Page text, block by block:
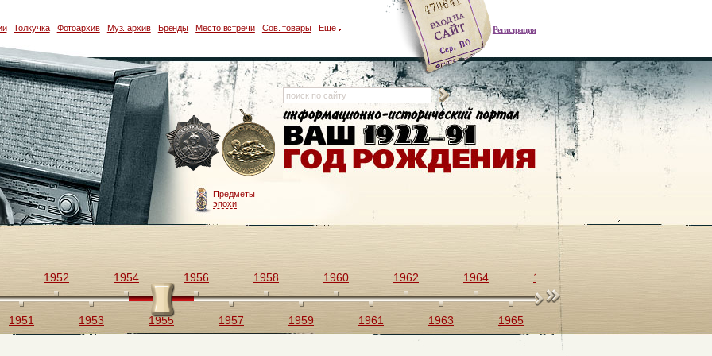
Регистрация
Толкучка Фотоархив Муз. архив Бренды Место встречи Сов. товары Еще
Предметы
эпохи
1951
1952
1953
1954
1955
1956
1957
1958
1959
1960
1961
1962
1963
1964
1965
1966